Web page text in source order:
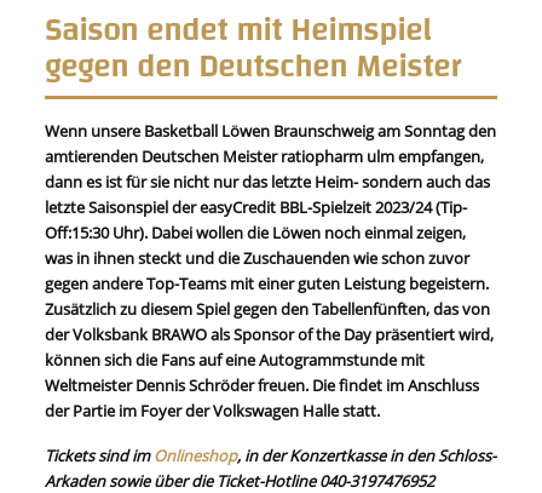
Saison endet mit Heimspiel
gegen den Deutschen Meister
Wenn unsere Basketball Löwen Braunschweig am Sonntag den
amtierenden Deutschen Meister ratiopharm ulm empfangen,
dann es ist für sie nicht nur das letzte Heim- sondern auch das
letzte Saisonspiel der easyCredit BBL-Spielzeit 2023/24 (Tip-
Off:15:30 Uhr). Dabei wollen die Löwen noch einmal zeigen,
was in ihnen steckt und die Zuschauenden wie schon zuvor
gegen andere Top-Teams mit einer guten Leistung begeistern.
Zusätzlich zu diesem Spiel gegen den Tabellenfünften, das von
der Volksbank BRAWO als Sponsor of the Day präsentiert wird,
können sich die Fans auf eine Autogrammstunde mit
Weltmeister Dennis Schröder freuen. Die findet im Anschluss
der Partie im Foyer der Volkswagen Halle statt.
Tickets sind imOnlineshop, in der Konzertkasse in den Schloss-
Arkaden sowie über die Ticket-Hotline 040-3197476952